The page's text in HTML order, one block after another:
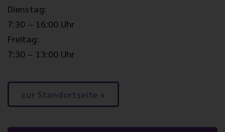
Dienstag:
7:30 – 16:00 Uhr
Freitag:
7:30 – 13:00 Uhr
zur Standortseite